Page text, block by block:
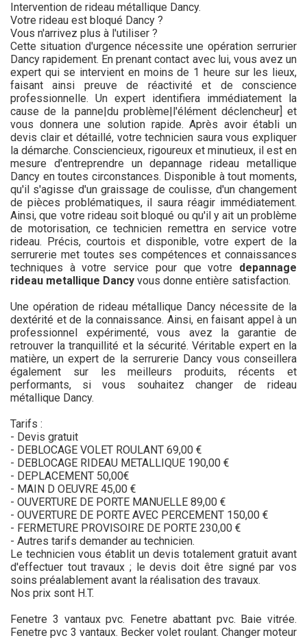
Intervention de rideau métallique Dancy.
Votre rideau est bloqué Dancy ?
Vous n'arrivez plus à l'utiliser ?
Cette situation d'urgence nécessite une opération serrurier
Dancy rapidement. En prenant contact avec lui, vous avez un
expert qui se intervient en moins de 1 heure sur les lieux,
faisant ainsi preuve de réactivité et de conscience
professionnelle. Un expert identifiera immédiatement la
cause de la panne|du problème|l'élément déclencheur] et
vous donnera une solution rapide. Après avoir établi un
devis clair et détaillé, votre technicien saura vous expliquer
la démarche. Consciencieux, rigoureux et minutieux, il est en
mesure d'entreprendre un depannage rideau metallique
Dancy en toutes circonstances. Disponible à tout moments,
qu'il s'agisse d'un graissage de coulisse, d'un changement
de pièces problématiques, il saura réagir immédiatement.
Ainsi, que votre rideau soit bloqué ou qu'il y ait un problème
de motorisation, ce technicien remettra en service votre
rideau. Précis, courtois et disponible, votre expert de la
serrurerie met toutes ses compétences et connaissances
techniques à votre service pour que votre depannage
rideau metallique Dancy vous donne entière satisfaction.
Une opération de rideau métallique Dancy nécessite de la
dextérité et de la connaissance. Ainsi, en faisant appel à un
professionnel expérimenté, vous avez la garantie de
retrouver la tranquillité et la sécurité. Véritable expert en la
matière, un expert de la serrurerie Dancy vous conseillera
également sur les meilleurs produits, récents et
performants, si vous souhaitez changer de rideau
métallique Dancy.
Tarifs :
- Devis gratuit
- DEBLOCAGE VOLET ROULANT 69,00 €
- DEBLOCAGE RIDEAU METALLIQUE 190,00 €
- DEPLACEMENT 50,00€
- MAIN D OEUVRE 45,00 €
- OUVERTURE DE PORTE MANUELLE 89,00 €
- OUVERTURE DE PORTE AVEC PERCEMENT 150,00 €
- FERMETURE PROVISOIRE DE PORTE 230,00 €
- Autres tarifs demander au technicien.
Le technicien vous établit un devis totalement gratuit avant
d'effectuer tout travaux ; le devis doit être signé par vos
soins préalablement avant la réalisation des travaux.
Nos prix sont H.T.
Fenetre 3 vantaux pvc. Fenetre abattant pvc. Baie vitrée.
Fenetre pvc 3 vantaux. Becker volet roulant. Changer moteur